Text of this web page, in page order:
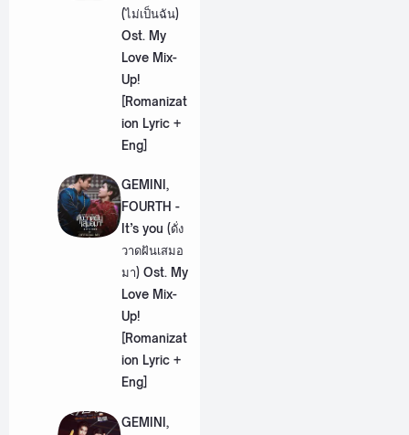
(ไม่เป็นฉัน)
Ost. My
Love Mix-
Up!
[Romanizat
ion Lyric +
Eng]
GEMINI,
FOURTH -
It’s you (ดั่ง
วาดฝันเสมอ
มา) Ost. My
Love Mix-
Up!
[Romanizat
ion Lyric +
Eng]
GEMINI,